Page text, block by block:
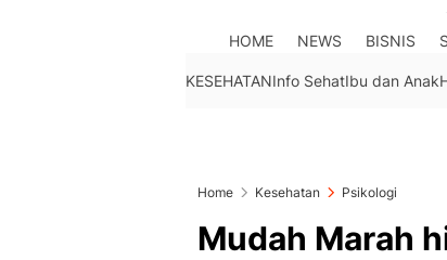
HOME NEWS BISNIS
KESEHATANInfo SehatIbu dan Anak
Home Kesehatan Psikologi
Mudah Marah